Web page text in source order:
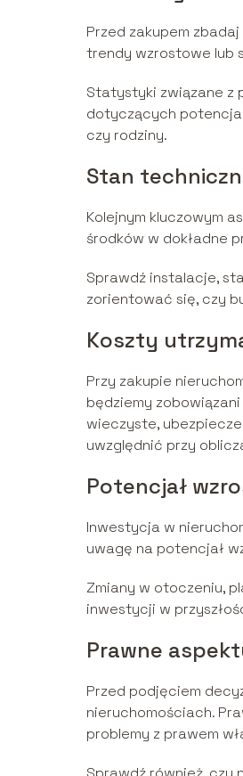
Przed zakupem
trendy wzrostowe lub
Statystyki związane z
dotyczących
czy rodziny.
Stan
Kolejnym kluczowym
środków w dokładne
Sprawdź instalacje,
zorientować się, czy
Koszty
Przy zakupie
będziemy
wieczyste,
uwzględnić przy
Potencjał
Inwestycja w
uwagę na potencjał
Zmiany w otoczeniu,
inwestycji w
Prawne
Przed podjęciem
nieruchomościach.
problemy z prawem